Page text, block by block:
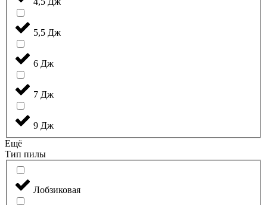
5,5 Дж
6 Дж
7 Дж
9 Дж
Ещё
Тип пилы
Лобзиковая